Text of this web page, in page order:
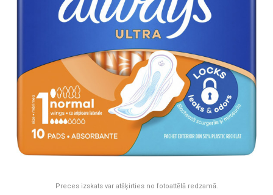
Preces izskats var atšķirties no fotoattēlā redzamā.